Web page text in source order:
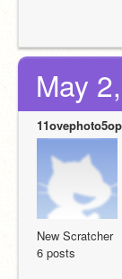
May
11ovephoto5op
New Scratcher
6 posts